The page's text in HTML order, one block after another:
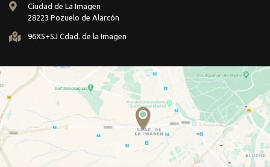
Ciudad de La Imagen
28223 Pozuelo de Alarcón
96X5+5J Cdad. de la Imagen